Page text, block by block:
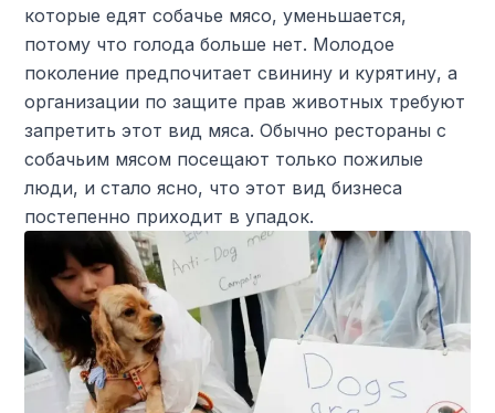
которые едят собачье мясо, уменьшается,
потому что голода больше нет. Молодое
поколение предпочитает свинину и курятину, а
организации по защите прав животных требуют
запретить этот вид мяса. Обычно рестораны с
собачьим мясом посещают только пожилые
люди, и стало ясно, что этот вид бизнеса
постепенно приходит в упадок.